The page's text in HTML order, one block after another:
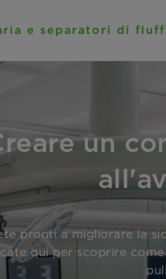
e separatori di fluff
un
pronti a migliorare la
qui per scoprire